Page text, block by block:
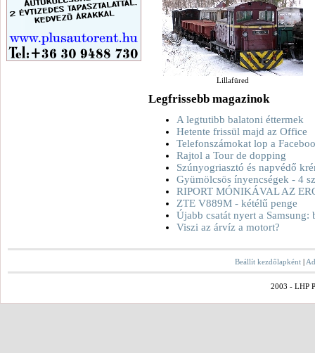
Lillafüred
Legfrissebb magazinok
A legtutibb balatoni éttermek
Hetente frissül majd az Office
Telefonszámokat lop a
Rajtol a Tour de dopping
Szúnyogriasztó és napvédő
Gyümölcsös ínyencségek - 4
RIPORT MÓNIKÁVAL AZ
ZTE V889M - kétélű penge
Újabb csatát nyert a
Viszi az árvíz a motort?
Beállít kezdőlapként |
2003 - LHP